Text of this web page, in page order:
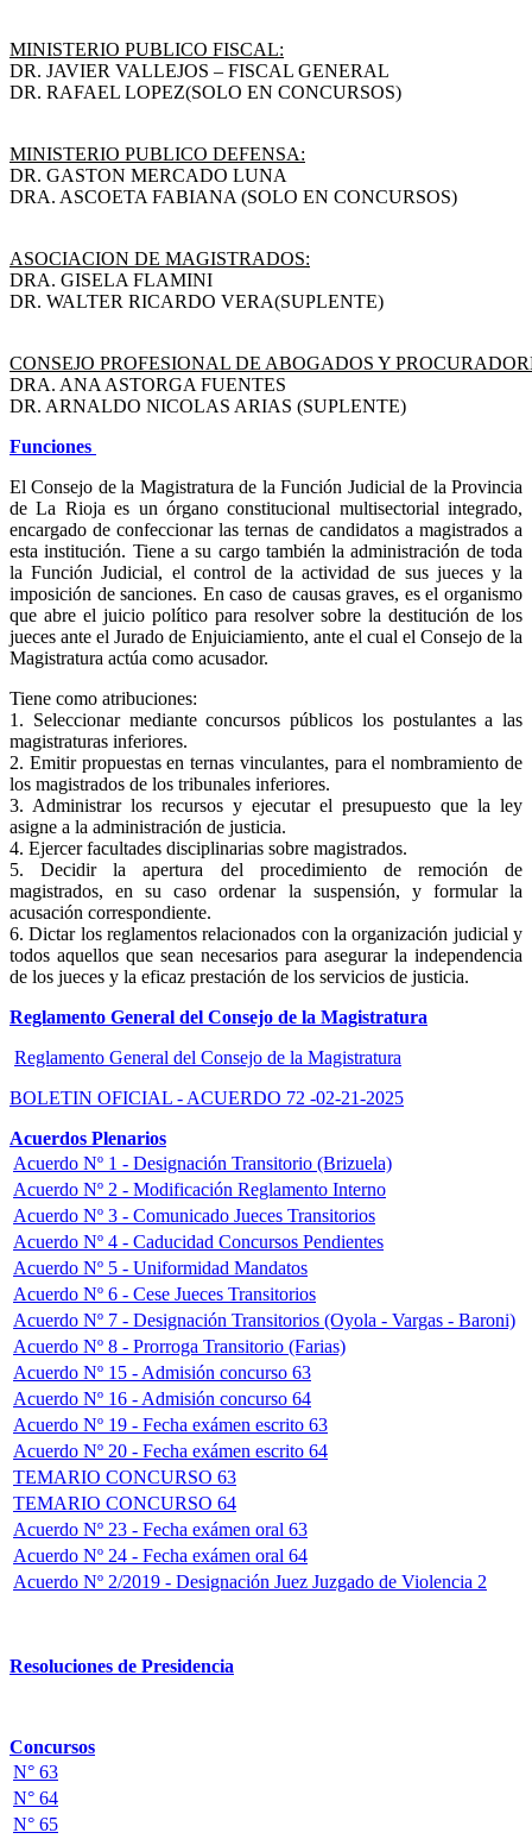
MINISTERIO PUBLICO FISCAL:
DR. JAVIER VALLEJOS – FISCAL GENERAL
DR. RAFAEL LOPEZ(SOLO EN CONCURSOS)
MINISTERIO PUBLICO DEFENSA:
DR. GASTON MERCADO LUNA
DRA. ASCOETA FABIANA (SOLO EN CONCURSOS)
ASOCIACION DE MAGISTRADOS:
DRA. GISELA FLAMINI
DR. WALTER RICARDO VERA(SUPLENTE)
CONSEJO PROFESIONAL DE ABOGADOS Y
DRA. ANA ASTORGA FUENTES
DR. ARNALDO NICOLAS ARIAS (SUPLENTE)
Funciones
El Consejo de la Magistratura de la Función Judicial de la Provincia
de La Rioja es un órgano constitucional multisectorial integrado,
encargado de confeccionar las ternas de candidatos a magistrados a
esta institución. Tiene a su cargo también la administración de toda
la Función Judicial, el control de la actividad de sus jueces y la
imposición de sanciones. En caso de causas graves, es el organismo
que abre el juicio político para resolver sobre la destitución de los
jueces ante el Jurado de Enjuiciamiento, ante el cual el Consejo de la
Magistratura actúa como acusador.
Tiene como atribuciones:
1. Seleccionar mediante concursos públicos los postulantes a las
magistraturas inferiores.
2. Emitir propuestas en ternas vinculantes, para el nombramiento de
los magistrados de los tribunales inferiores.
3. Administrar los recursos y ejecutar el presupuesto que la ley
asigne a la administración de justicia.
4. Ejercer facultades disciplinarias sobre magistrados.
5. Decidir la apertura del procedimiento de remoción de
magistrados, en su caso ordenar la suspensión, y formular la
acusación correspondiente.
6. Dictar los reglamentos relacionados con la organización judicial y
todos aquellos que sean necesarios para asegurar la independencia
de los jueces y la eficaz prestación de los servicios de justicia.
Reglamento General del Consejo de la Magistratura
Reglamento General del Consejo de la Magistratura
BOLETIN OFICIAL - ACUERDO 72 -02-21-2025
Acuerdos Plenarios
Acuerdo Nº 1 - Designación Transitorio (Brizuela)
Acuerdo Nº 2 - Modificación Reglamento Interno
Acuerdo Nº 3 - Comunicado Jueces Transitorios
Acuerdo Nº 4 - Caducidad Concursos Pendientes
Acuerdo Nº 5 - Uniformidad Mandatos
Acuerdo Nº 6 - Cese Jueces Transitorios
Acuerdo Nº 7 - Designación Transitorios (Oyola - Vargas - Baroni)
Acuerdo Nº 8 - Prorroga Transitorio (Farias)
Acuerdo Nº 15 - Admisión concurso 63
Acuerdo Nº 16 - Admisión concurso 64
Acuerdo Nº 19 - Fecha exámen escrito 63
Acuerdo Nº 20 - Fecha exámen escrito 64
TEMARIO CONCURSO 63
TEMARIO CONCURSO 64
Acuerdo Nº 23 - Fecha exámen oral 63
Acuerdo Nº 24 - Fecha exámen oral 64
Acuerdo Nº 2/2019 - Designación Juez Juzgado de Violencia 2
Resoluciones de Presidencia
Concursos
N° 63
N° 64
N° 65